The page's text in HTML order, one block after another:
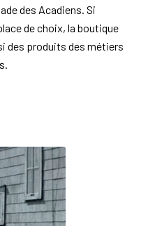
des Acadiens. Si
de choix, la boutique
des produits des métiers